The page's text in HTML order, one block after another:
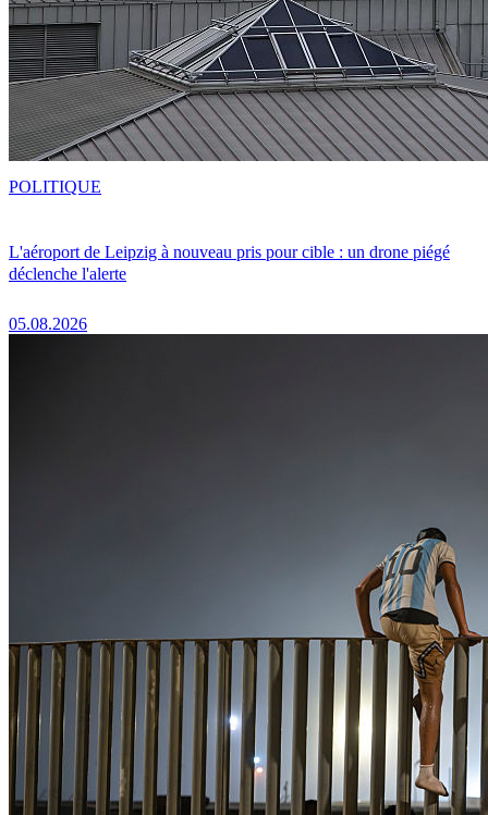
L'aéroport de Leipzig à nouveau pris pour cible : un drone piégé
déclenche l'alerte
05.08.2026
POLITIQUE